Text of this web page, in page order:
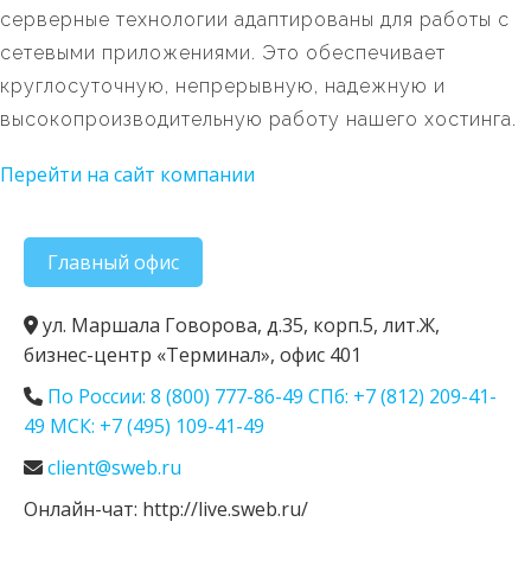
серверные технологии адаптированы для работы с
сетевыми приложениями. Это обеспечивает
круглосуточную, непрерывную, надежную и
высокопроизводительную работу нашего хостинга.
Перейти на сайт компании
Главный офис
ул. Маршала Говорова, д.35, корп.5, лит.Ж,
бизнес-центр «Терминал», офис 401
По России: 8 (800) 777-86-49 СПб: +7 (812) 209-41-
49 МСК: +7 (495) 109-41-49
client@sweb.ru
Онлайн-чат: http://live.sweb.ru/